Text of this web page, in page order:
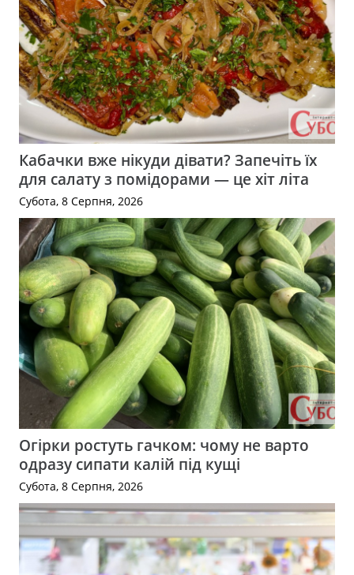
Кабачки вже нікуди дівати? Запечіть їх
для салату з помідорами — це хіт літа
Субота, 8 Серпня, 2026
Огірки ростуть гачком: чому не варто
одразу сипати калій під кущі
Субота, 8 Серпня, 2026